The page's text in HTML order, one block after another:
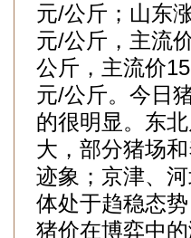
元/公斤；山东
元/公斤，主流
公斤，主流价
元/公斤。今日
的很明显。东
大，部分猪场
迹象；京津、
体处于趋稳态
猪价在博弈中